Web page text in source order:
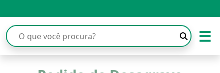
☰